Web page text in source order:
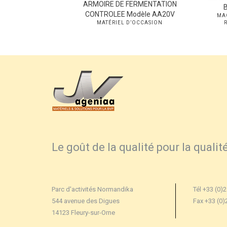
ARMOIRE DE FERMENTATION
CONTROLEE Modèle AA20V
MATÉRIEL D’OCCASION
Le goût de la qualité pour la
Parc d'activités Normandika
544 avenue des Digues
14123 Fleury-sur-Orne
Tél +33
Fax +33